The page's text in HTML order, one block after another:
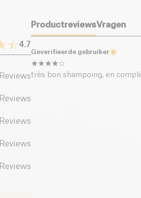
4.7
Reviews
Reviews
Reviews
Reviews
Reviews
ProductreviewsVragen
Geverifieerde gebruiker
très bon shampoing, en